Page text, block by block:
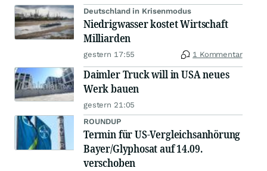
Deutschland in Krisenmodus
Niedrigwasser kostet Wirtschaft
Milliarden
gestern 17:55 1 Kommentar
Daimler Truck will in USA neues
Werk bauen
gestern 21:05
ROUNDUP
Termin für US-Vergleichsanhörung
Bayer/Glyphosat auf 14.09.
verschoben